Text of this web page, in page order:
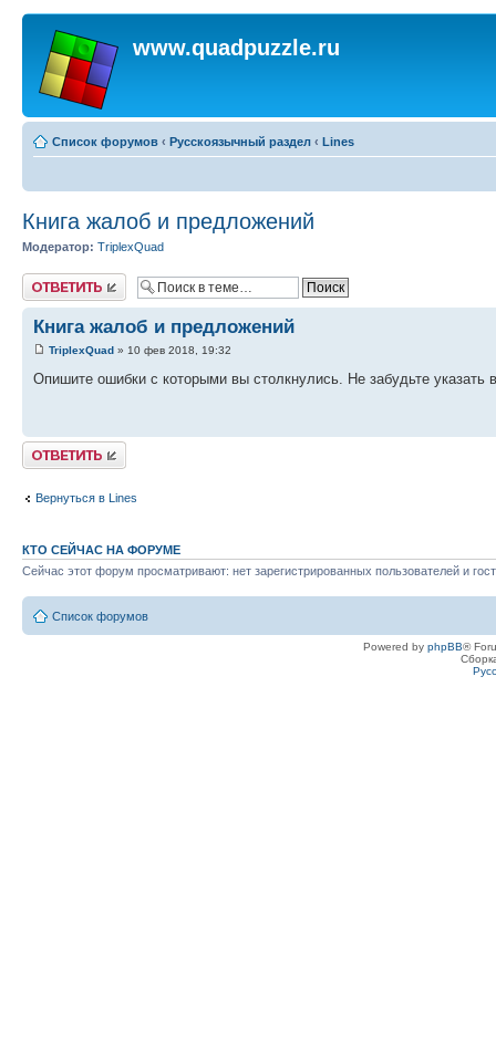
www.quadpuzzle.ru
Список форумов ‹ Русскоязычный раздел ‹ Lines
Книга жалоб и предложений
Модератор: TriplexQuad
Ответить
Книга жалоб и предложений
TriplexQuad » 10 фев 2018, 19:32
Опишите ошибки с которыми вы столкнулись. Не забудьте указать
Ответить
Вернуться в Lines
КТО СЕЙЧАС НА ФОРУМЕ
Сейчас этот форум просматривают: нет зарегистрированных пользователей и
Список форумов
Powered by phpBB®